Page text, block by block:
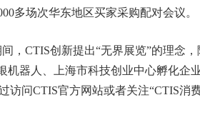
多场次华东地区买家采购配对会议。
，CTIS创新提出“无界展览”的理念，
机器人、上海市科技创业中心孵化企
访问CTIS官方网站或者关注“CTIS消